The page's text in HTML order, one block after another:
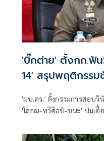
'บิ๊กต่าย' ตั้งกก.ฟั
14' สรุปพฤติกรร
'ผบ.ตร.' ตั้งกรรมการสอบวิ
'โสภณ-ทวีศิลป์-ชนะ' ปมเ